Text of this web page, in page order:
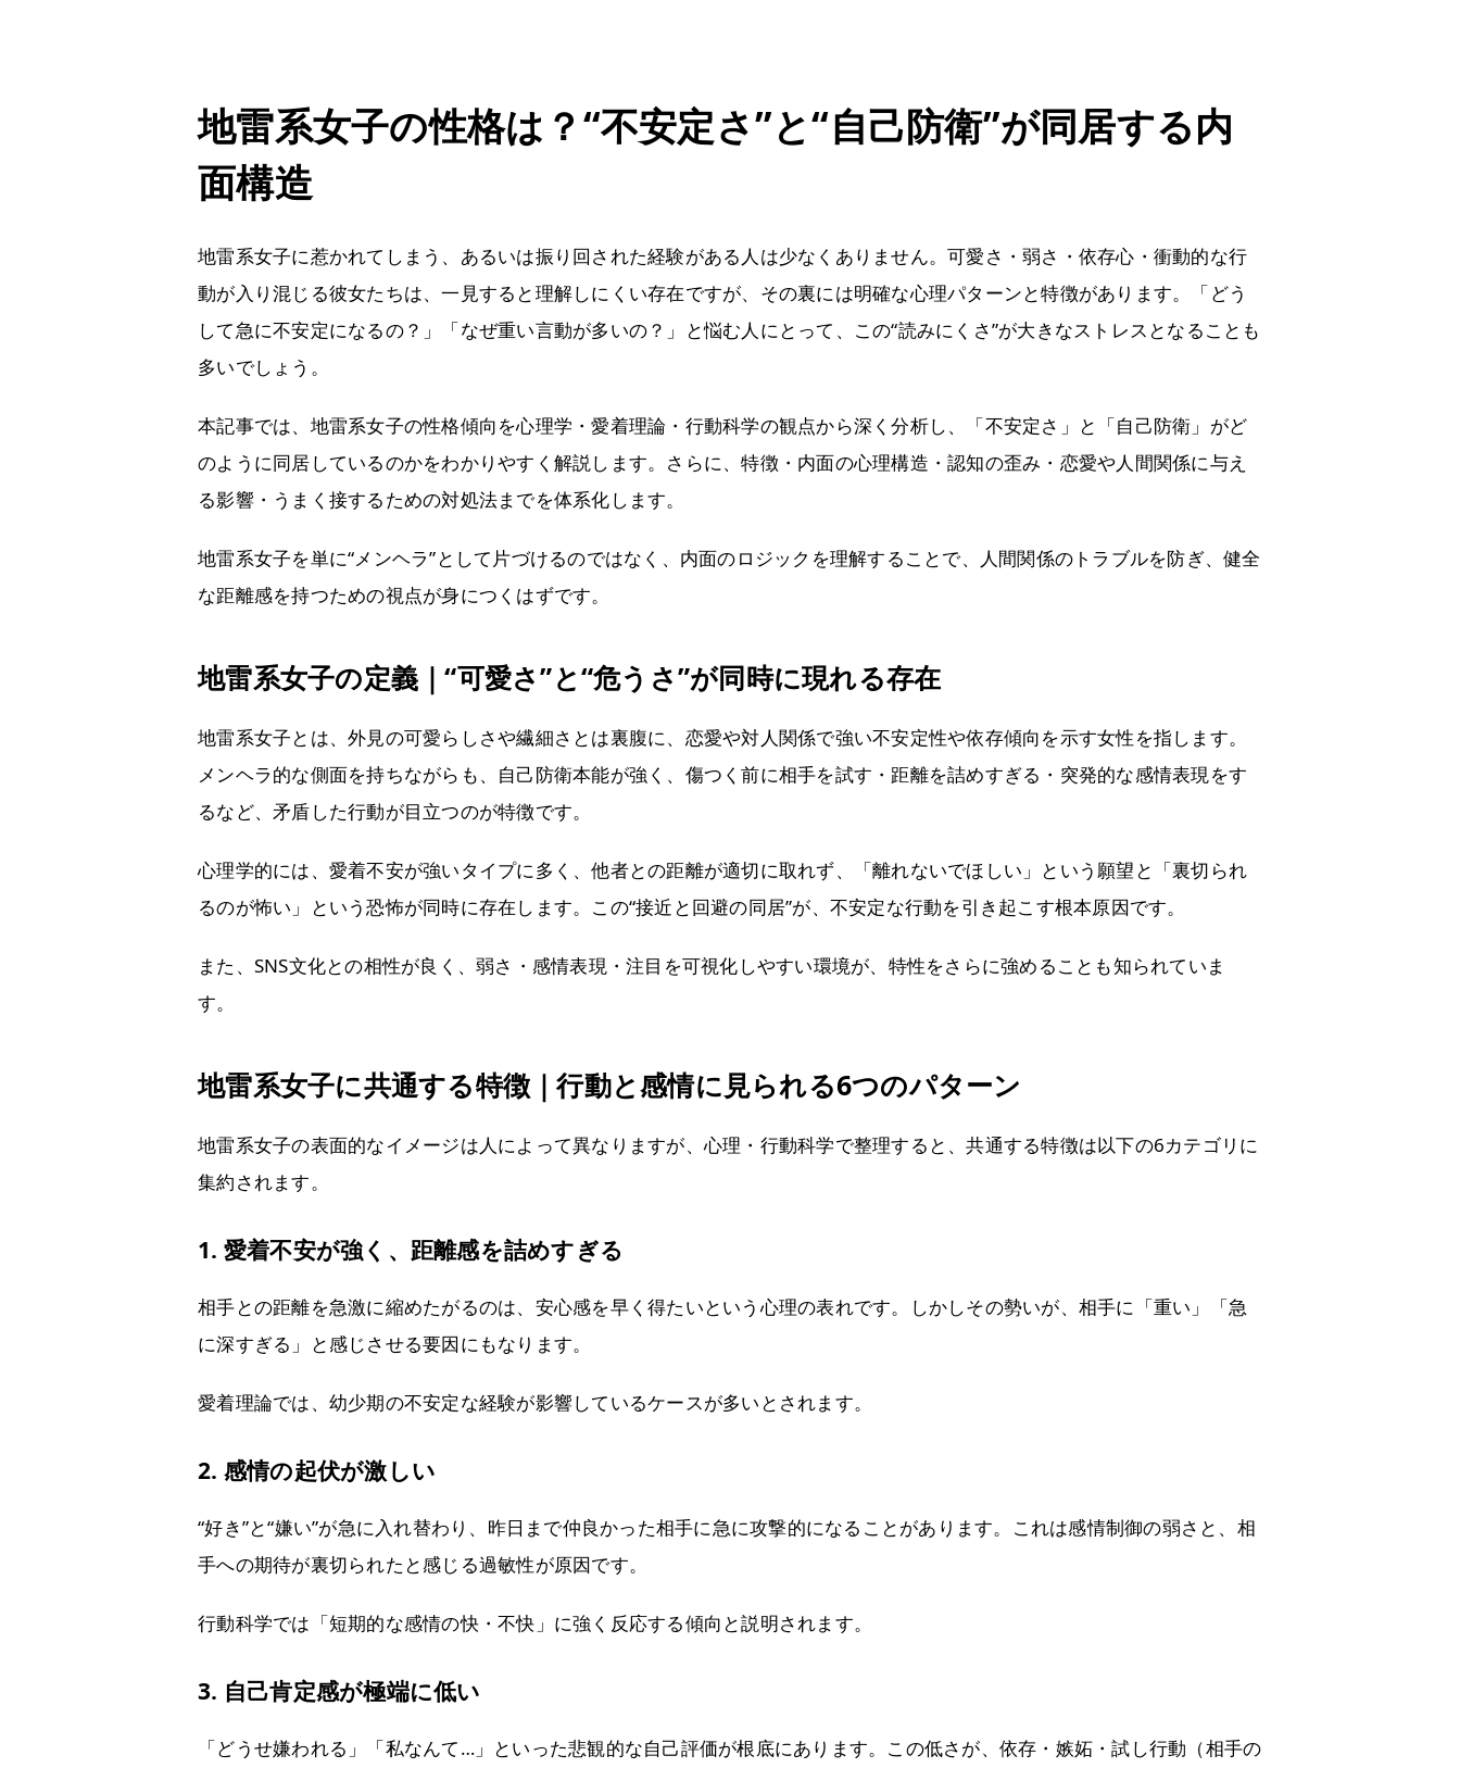
地雷系女子の性格は？“不安定さ”と“自己防衛”が同居する内
面構造
地雷系女子に惹かれてしまう、あるいは振り回された経験がある人は少なくありません。可愛さ・弱さ・依存心・衝動的な行
動が入り混じる彼女たちは、一見すると理解しにくい存在ですが、その裏には明確な心理パターンと特徴があります。「どう
して急に不安定になるの？」「なぜ重い言動が多いの？」と悩む人にとって、この“読みにくさ”が大きなストレスとなることも
多いでしょう。
本記事では、地雷系女子の性格傾向を心理学・愛着理論・行動科学の観点から深く分析し、「不安定さ」と「自己防衛」がど
のように同居しているのかをわかりやすく解説します。さらに、特徴・内面の心理構造・認知の歪み・恋愛や人間関係に与え
る影響・うまく接するための対処法までを体系化します。
地雷系女子を単に“メンヘラ”として片づけるのではなく、内面のロジックを理解することで、人間関係のトラブルを防ぎ、健全
な距離感を持つための視点が身につくはずです。
地雷系女子の定義｜“可愛さ”と“危うさ”が同時に現れる存在
地雷系女子とは、外見の可愛らしさや繊細さとは裏腹に、恋愛や対人関係で強い不安定性や依存傾向を示す女性を指します。
メンヘラ的な側面を持ちながらも、自己防衛本能が強く、傷つく前に相手を試す・距離を詰めすぎる・突発的な感情表現をす
るなど、矛盾した行動が目立つのが特徴です。
心理学的には、愛着不安が強いタイプに多く、他者との距離が適切に取れず、「離れないでほしい」という願望と「裏切られ
るのが怖い」という恐怖が同時に存在します。この“接近と回避の同居”が、不安定な行動を引き起こす根本原因です。
また、SNS文化との相性が良く、弱さ・感情表現・注目を可視化しやすい環境が、特性をさらに強めることも知られていま
す。
地雷系女子に共通する特徴｜行動と感情に見られる6つのパターン
地雷系女子の表面的なイメージは人によって異なりますが、心理・行動科学で整理すると、共通する特徴は以下の6カテゴリに
集約されます。
1. 愛着不安が強く、距離感を詰めすぎる
相手との距離を急激に縮めたがるのは、安心感を早く得たいという心理の表れです。しかしその勢いが、相手に「重い」「急
に深すぎる」と感じさせる要因にもなります。
愛着理論では、幼少期の不安定な経験が影響しているケースが多いとされます。
2. 感情の起伏が激しい
“好き”と“嫌い”が急に入れ替わり、昨日まで仲良かった相手に急に攻撃的になることがあります。これは感情制御の弱さと、相
手への期待が裏切られたと感じる過敏性が原因です。
行動科学では「短期的な感情の快・不快」に強く反応する傾向と説明されます。
3. 自己肯定感が極端に低い
「どうせ嫌われる」「私なんて…」といった悲観的な自己評価が根底にあります。この低さが、依存・嫉妬・試し行動（相手の